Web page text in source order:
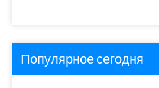
Популярное сегодня